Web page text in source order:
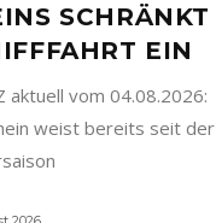
SCHRÄNKT
EIN
aktuell vom 04.08.2026:
weist bereits seit der